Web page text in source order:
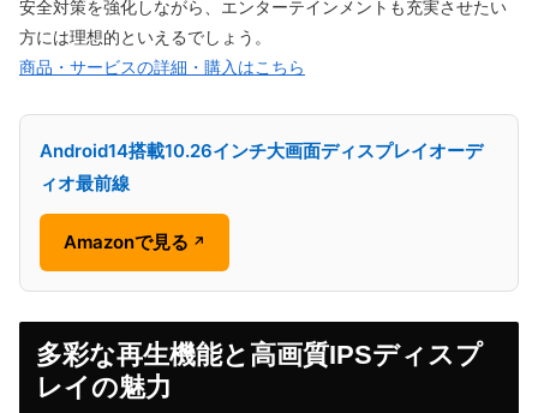
安全対策を強化しながら、エンターテインメントも充実させたい
方には理想的といえるでしょう。
商品・サービスの詳細・購入はこちら
Android14搭載10.26インチ大画面ディスプレイオーデ
ィオ最前線
Amazonで見る ↗
多彩な再生機能と高画質IPSディスプ
レイの魅力